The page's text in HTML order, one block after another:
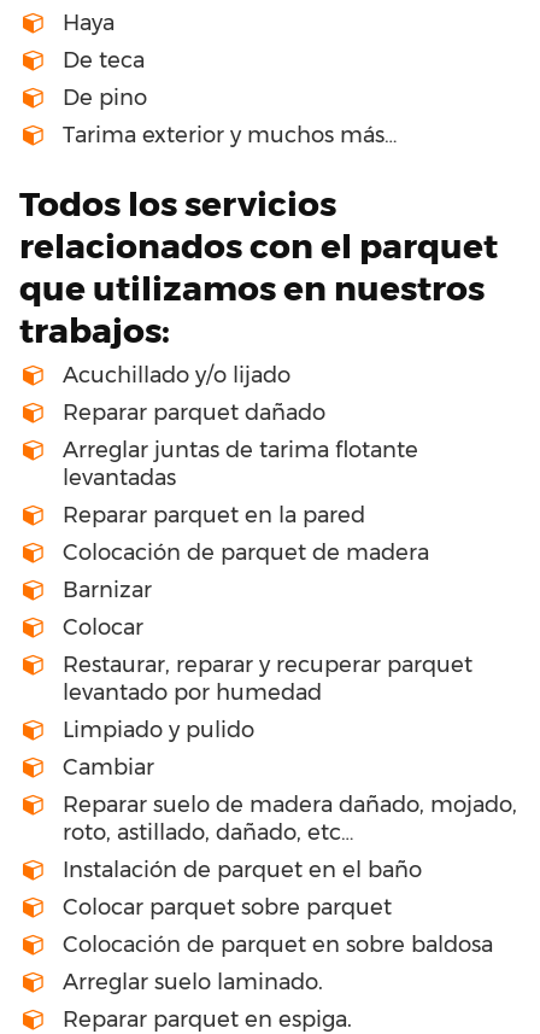
Haya
De teca
De pino
Tarima exterior y muchos más…
Todos los servicios
relacionados con el parquet
que utilizamos en nuestros
trabajos:
Acuchillado y/o lijado
Reparar parquet dañado
Arreglar juntas de tarima flotante
levantadas
Reparar parquet en la pared
Colocación de parquet de madera
Barnizar
Colocar
Restaurar, reparar y recuperar parquet
levantado por humedad
Limpiado y pulido
Cambiar
Reparar suelo de madera dañado, mojado,
roto, astillado, dañado, etc…
Instalación de parquet en el baño
Colocar parquet sobre parquet
Colocación de parquet en sobre baldosa
Arreglar suelo laminado.
Reparar parquet en espiga.